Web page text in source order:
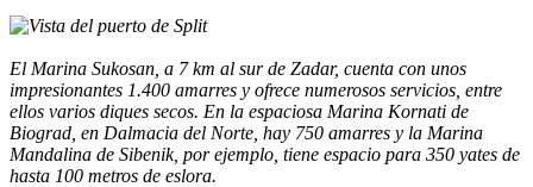
El Marina Sukosan , a 7 km al sur de Zadar, cuenta con unos
impresionantes 1.400 amarres y ofrece numerosos servicios, entre
ellos varios diques secos. En la espaciosa Marina Kornati de
Biograd, en Dalmacia del Norte, hay 750 amarres y la Marina
Mandalina de Sibenik, por ejemplo, tiene espacio para 350 yates de
hasta 100 metros de eslora.